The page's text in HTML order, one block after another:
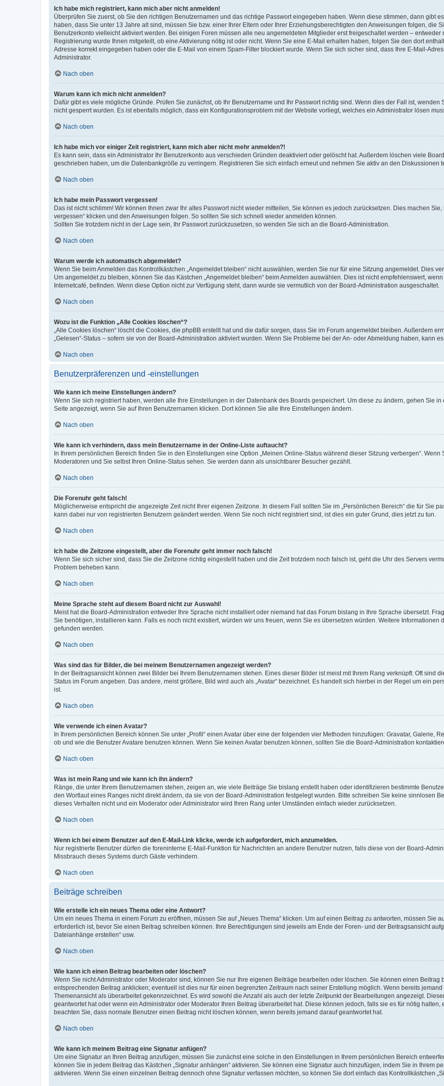
Ich habe mich registriert, kann mich aber nicht anmelden!
Überprüfen Sie zuerst, ob Sie den richtigen Benutzernamen und das richtige Passwort eingegeben haben. Wenn diese stimmen, dann gibt
haben, dass Sie unter 13 Jahre alt sind, müssen Sie bzw. einer Ihrer Eltern oder Ihrer Erziehungsberechtigten den Anweisungen folgen, die
Benutzerkonto vielleicht aktiviert werden. Bei einigen Foren müssen alle neu angemeldeten Mitglieder erst freigeschaltet werden –
Registrierung wurde Ihnen mitgeteilt, ob eine Aktivierung nötig ist oder nicht. Wenn Sie eine E-Mail erhalten haben, folgen Sie den dort
Adresse korrekt eingegeben haben oder die E-Mail von einem Spam-Filter blockiert wurde. Wenn Sie sich sicher sind, dass Ihre E-Mail-
Administrator.
Nach oben
Warum kann ich mich nicht anmelden?
Dafür gibt es viele mögliche Gründe. Prüfen Sie zunächst, ob Ihr Benutzername und Ihr Passwort richtig sind. Wenn dies der Fall ist,
nicht gesperrt wurden. Es ist ebenfalls möglich, dass ein Konfigurationsproblem mit der Website vorliegt, welches ein Administrator lösen
Nach oben
Ich habe mich vor einiger Zeit registriert, kann mich aber nicht mehr anmelden?!
Es kann sein, dass ein Administrator Ihr Benutzerkonto aus verschieden Gründen deaktiviert oder gelöscht hat. Außerdem löschen viele
geschrieben haben, um die Datenbankgröße zu verringern. Registrieren Sie sich einfach erneut und nehmen Sie aktiv an den Diskussionen
Nach oben
Ich habe mein Passwort vergessen!
Das ist nicht schlimm! Wir können Ihnen zwar Ihr altes Passwort nicht wieder mitteilen, Sie können es jedoch zurücksetzen. Dies machen
vergessen“ klicken und den Anweisungen folgen. So sollten Sie sich schnell wieder anmelden können.
Sollten Sie trotzdem nicht in der Lage sein, Ihr Passwort zurückzusetzen, so wenden Sie sich an die Board-Administration.
Nach oben
Warum werde ich automatisch abgemeldet?
Wenn Sie beim Anmelden das Kontrollkästchen „Angemeldet bleiben“ nicht auswählen, werden Sie nur für eine Sitzung angemeldet. Dies
Um angemeldet zu bleiben, können Sie das Kästchen „Angemeldet bleiben“ beim Anmelden auswählen. Dies ist nicht empfehlenswert,
Internetcafé, befinden. Wenn diese Option nicht zur Verfügung steht, dann wurde sie vermutlich von der Board-Administration ausgeschaltet.
Nach oben
Wozu ist die Funktion „Alle Cookies löschen“?
„Alle Cookies löschen“ löscht die Cookies, die phpBB erstellt hat und die dafür sorgen, dass Sie im Forum angemeldet bleiben. Außerdem
„Gelesen“-Status – sofern sie von der Board-Administration aktiviert wurden. Wenn Sie Probleme bei der An- oder Abmeldung haben, kann
Nach oben
Benutzerpräferenzen und -einstellungen
Wie kann ich meine Einstellungen ändern?
Wenn Sie sich registriert haben, werden alle Ihre Einstellungen in der Datenbank des Boards gespeichert. Um diese zu ändern, gehen Sie
Seite angezeigt, wenn Sie auf Ihren Benutzernamen klicken. Dort können Sie alle Ihre Einstellungen ändern.
Nach oben
Wie kann ich verhindern, dass mein Benutzername in der Online-Liste auftaucht?
In Ihrem persönlichen Bereich finden Sie in den Einstellungen eine Option „Meinen Online-Status während dieser Sitzung verbergen“.
Moderatoren und Sie selbst Ihren Online-Status sehen. Sie werden dann als unsichtbarer Besucher gezählt.
Nach oben
Die Forenuhr geht falsch!
Möglicherweise entspricht die angezeigte Zeit nicht Ihrer eigenen Zeitzone. In diesem Fall sollten Sie im „Persönlichen Bereich“ die für Sie
kann dabei nur von registrierten Benutzern geändert werden. Wenn Sie noch nicht registriert sind, ist dies ein guter Grund, dies jetzt zu tun.
Nach oben
Ich habe die Zeitzone eingestellt, aber die Forenuhr geht immer noch falsch!
Wenn Sie sich sicher sind, dass Sie die Zeitzone richtig eingestellt haben und die Zeit trotzdem noch falsch ist, geht die Uhr des Servers
Problem beheben kann.
Nach oben
Meine Sprache steht auf diesem Board nicht zur Auswahl!
Meist hat die Board-Administration entweder Ihre Sprache nicht installiert oder niemand hat das Forum bislang in Ihre Sprache übersetzt.
Sie benötigen, installieren kann. Falls es noch nicht existiert, würden wir uns freuen, wenn Sie es übersetzen würden. Weitere Informationen
gefunden werden.
Nach oben
Was sind das für Bilder, die bei meinem Benutzernamen angezeigt werden?
In der Beitragsansicht können zwei Bilder bei Ihrem Benutzernamen stehen. Eines dieser Bilder ist meist mit Ihrem Rang verknüpft: Oft sind
Status im Forum angeben. Das andere, meist größere, Bild wird auch als „Avatar“ bezeichnet. Es handelt sich hierbei in der Regel um ein
ist.
Nach oben
Wie verwende ich einen Avatar?
In Ihrem persönlichen Bereich können Sie unter „Profil“ einen Avatar über eine der folgenden vier Methoden hinzufügen: Gravatar, Galerie,
ob und wie die Benutzer Avatare benutzen können. Wenn Sie keinen Avatar benutzen können, sollten Sie die Board-Administration
Nach oben
Was ist mein Rang und wie kann ich ihn ändern?
Ränge, die unter Ihrem Benutzernamen stehen, zeigen an, wie viele Beiträge Sie bislang erstellt haben oder identifizieren bestimmte
den Wortlaut eines Ranges nicht direkt ändern, da sie von der Board-Administration festgelegt wurden. Bitte schreiben Sie keine sinnlosen
dieses Verhalten nicht und ein Moderator oder Administrator wird Ihren Rang unter Umständen einfach wieder zurücksetzen.
Nach oben
Wenn ich bei einem Benutzer auf den E-Mail-Link klicke, werde ich aufgefordert, mich anzumelden.
Nur registrierte Benutzer dürfen die foreninterne E-Mail-Funktion für Nachrichten an andere Benutzer nutzen, falls diese von der Board-
Missbrauch dieses Systems durch Gäste verhindern.
Nach oben
Beiträge schreiben
Wie erstelle ich ein neues Thema oder eine Antwort?
Um ein neues Thema in einem Forum zu eröffnen, müssen Sie auf „Neues Thema“ klicken. Um auf einen Beitrag zu antworten, müssen Sie
erforderlich ist, bevor Sie einen Beitrag schreiben können. Ihre Berechtigungen sind jeweils am Ende der Foren- und der Beitragsansicht
Dateianhänge erstellen“ usw.
Nach oben
Wie kann ich einen Beitrag bearbeiten oder löschen?
Wenn Sie nicht Administrator oder Moderator sind, können Sie nur Ihre eigenen Beiträge bearbeiten oder löschen. Sie können einen Beitrag
entsprechenden Beitrag anklicken; eventuell ist dies nur für einen begrenzten Zeitraum nach seiner Erstellung möglich. Wenn bereits
Themenansicht als überarbeitet gekennzeichnet. Es wird sowohl die Anzahl als auch der letzte Zeitpunkt der Bearbeitungen angezeigt.
geantwortet hat oder wenn ein Administrator oder Moderator Ihren Beitrag überarbeitet hat. Diese können jedoch, falls sie es für nötig
beachten Sie, dass normale Benutzer einen Beitrag nicht löschen können, wenn bereits jemand darauf geantwortet hat.
Nach oben
Wie kann ich meinem Beitrag eine Signatur anfügen?
Um eine Signatur an Ihren Beitrag anzufügen, müssen Sie zunächst eine solche in den Einstellungen in Ihrem persönlichen Bereich
können Sie in jedem Beitrag das Kästchen „Signatur anhängen“ aktivieren. Sie können eine Signatur auch hinzufügen, indem Sie in Ihrem
aktivieren. Wenn Sie einen einzelnen Beitrag dennoch ohne Signatur verfassen möchten, so können Sie dort einfach das Kontrollkästchen